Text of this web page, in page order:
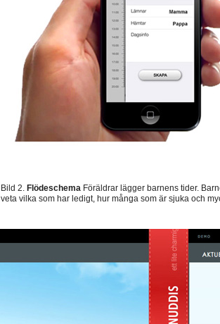
Bild 2. FlödeschemaFöräldrar lägger barnens tider.
veta vilka som har ledigt, hur många som är sjuka och